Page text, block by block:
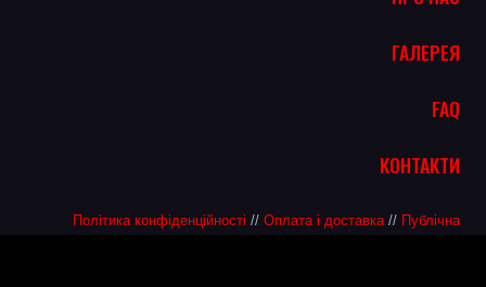
ГАЛЕРЕЯ
FAQ
КОНТАКТИ
Політика конфіденційності // Оплата і доставка// Публічна